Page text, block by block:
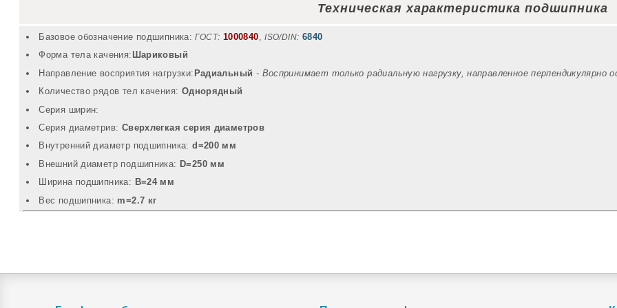
Техническая характеристика подшипника
Базовое обозначение подшипника: ГОСТ: 1000840,ISO/DIN: 6840
Форма тела качения: Шариковый
Направление восприятия нагрузки: Радиальный - Воспринимает только радиальную нагрузку, направленное перпендикулярно
Количество рядов тел качения: Однорядный
Серия ширин:
Серия диаметрив: Сверхлегкая серия диаметров
Внутренний диаметр подшипника:d=200 мм
Внешний диаметр подшипника: D=250 мм
Ширина подшипника: B=24 мм
Вec подшипника: m=2.7 кг